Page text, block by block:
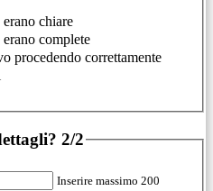
chiare
complete
procedendo correttamente
2/2
Inserire massimo 200